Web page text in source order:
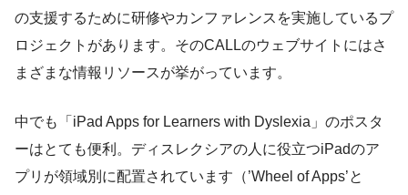
の支援するために研修やカンファレンスを実施しているプ
ロジェクトがあります。そのCALLのウェブサイトにはさ
まざまな情報リソースが挙がっています。
中でも「iPad Apps for Learners with Dyslexia」のポスタ
ーはとても便利。ディスレクシアの人に役立つiPadのア
プリが領域別に配置されています（’Wheel of Apps’と